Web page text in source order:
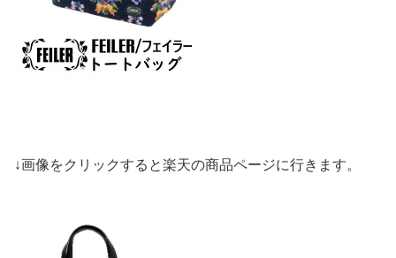
↓画像をクリックすると楽天の商品ページに行きます。